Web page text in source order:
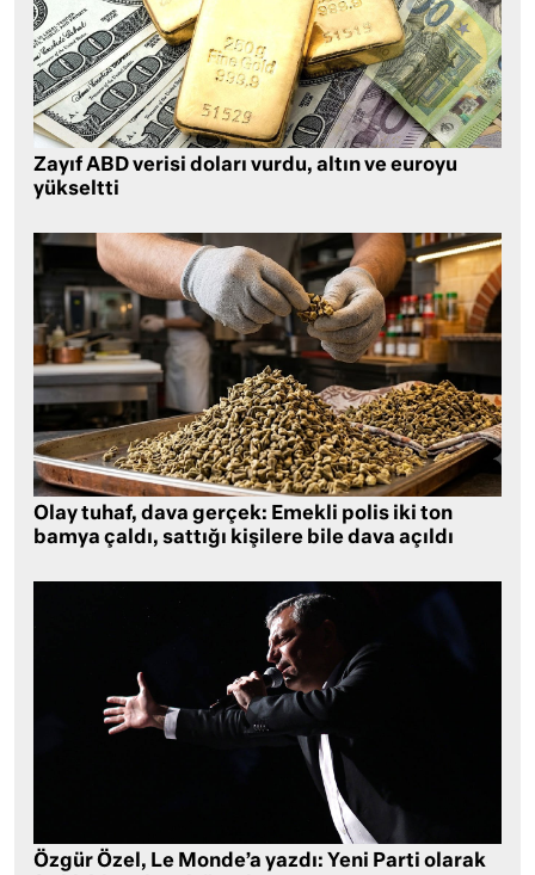
Zayıf ABD verisi doları vurdu, altın ve euroyu
yükseltti
Olay tuhaf, dava gerçek: Emekli polis iki ton
bamya çaldı, sattığı kişilere bile dava açıldı
Özgür Özel, Le Monde’a yazdı: Yeni Parti olarak